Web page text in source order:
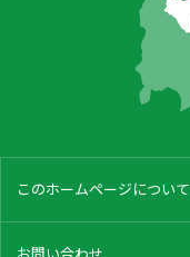
このホームページについて
お問い合わせ